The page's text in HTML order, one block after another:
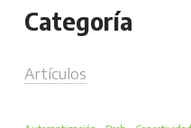
Categoría
Artículos